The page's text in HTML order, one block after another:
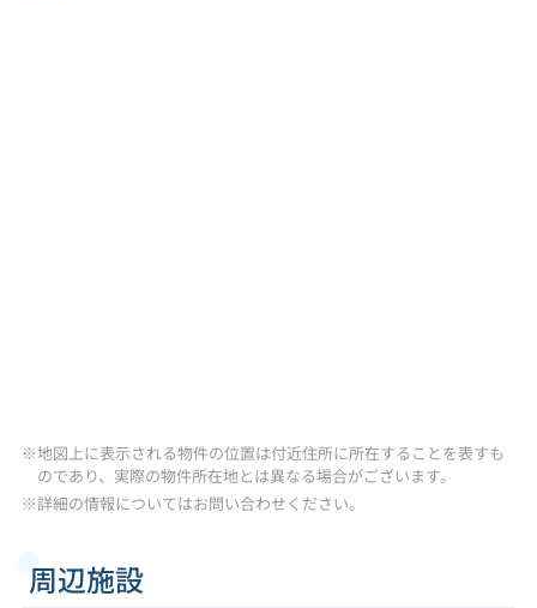
※地図上に表示される物件の位置は付近住所に所在することを表すも
のであり、実際の物件所在地とは異なる場合がございます。
※詳細の情報についてはお問い合わせください。
周辺施設